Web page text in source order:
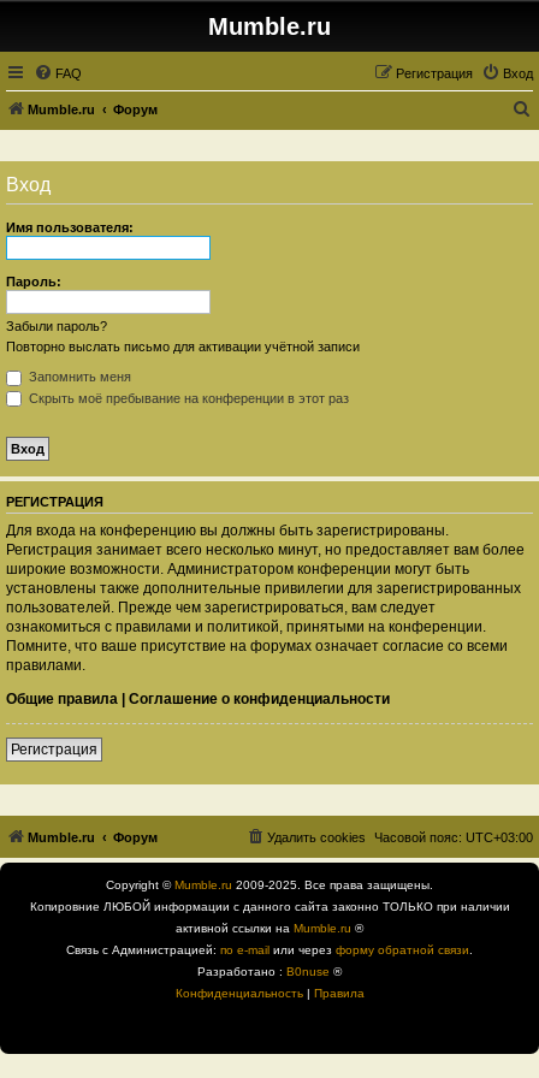
Mumble.ru
FAQ Вход
Регистрация
Mumble.ru Форум
и
Вход
Имя пользователя:
Пароль:
Забыли пароль?
Повторно выслать письмо для активации учётной записи
Запомнить меня
Скрыть моё пребывание на конференции в этот раз
РЕГИСТРАЦИЯ
Для входа на конференцию вы должны быть зарегистрированы.
Регистрация занимает всего несколько минут, но предоставляет вам более
широкие возможности. Администратором конференции могут быть
установлены также дополнительные привилегии для зарегистрированных
пользователей. Прежде чем зарегистрироваться, вам следует
ознакомиться с правилами и политикой, принятыми на конференции.
Помните, что ваше присутствие на форумах означает согласие со всеми
правилами.
Общие правила | Соглашение о конфиденциальности
Регистрация
Mumble.ru Форум Часовой пояс: UTC+03:00
Удалить cookies
Copyright ©Mumble.ru 2009-2025. Все права защищены.
Копировние ЛЮБОЙ информации с данного сайта законно ТОЛЬКО при наличии
активной ссылки на Mumble.ru ®
Связь с Администрацией: по e-mail или через форму обратной связи
Разработано : B0nuse ®
Конфиденциальность| Правила